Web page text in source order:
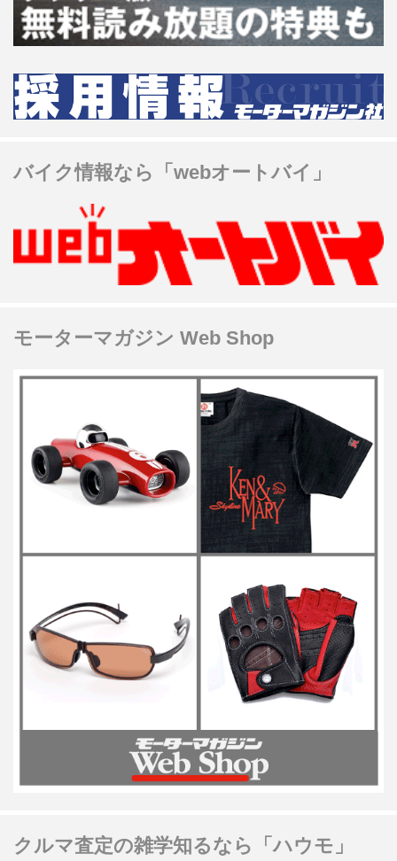
バイク情報なら「webオートバイ」
モーターマガジン Web Shop
クルマ査定の雑学知るなら「ハウモ」